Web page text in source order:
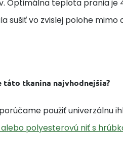
Optimálna teplota prania je
sušiť vo zvislej polohe
táto tkanina najvhodnejšia?
použiť univerzálnu
polyesterovú niť s